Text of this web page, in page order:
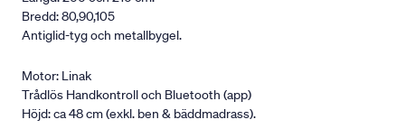
Bredd: 80,90,105
Antiglid-tyg och metallbygel.
Motor: Linak
Trådlös Handkontroll och Bluetooth (app)
Höjd: ca 48 cm (exkl. ben & bäddmadrass).